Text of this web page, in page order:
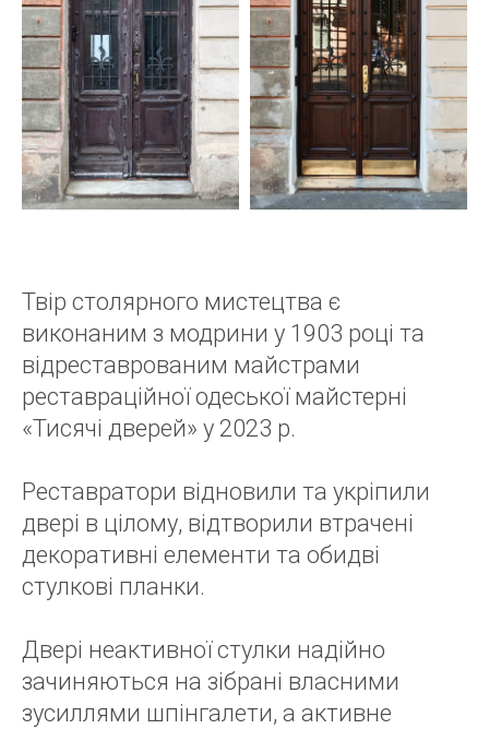
Твір столярного мистецтва є
виконаним з модрини у 1903 році та
відреставрованим майстрами
реставраційної одеської майстерні
«Тисячі дверей» у 2023 р.
Реставратори відновили та укріпили
двері в цілому, відтворили втрачені
декоративні елементи та обидві
стулкові планки.
Двері неактивної стулки надійно
зачиняються на зібрані власними
зусиллями шпінгалети, а активне